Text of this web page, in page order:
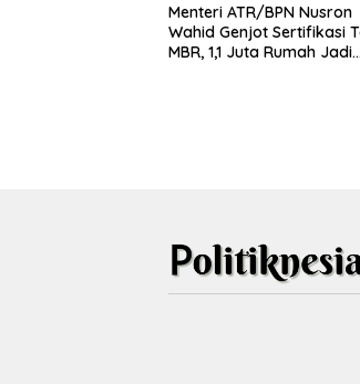
Menteri ATR/BPN Nusron
Wahid Genjot Sertifikasi
MBR, 1,1 Juta Rumah Jadi